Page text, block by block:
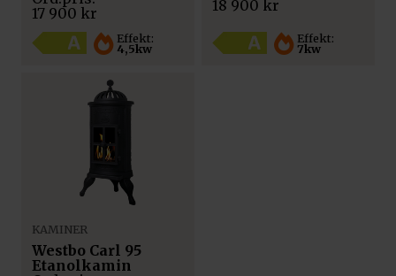
Effekt:
4,5kw
17 900 kr
var:
17
900 kr.
är:
16
900 kr.
Effekt:
7kw
18 900 kr
18
17
KAMINER
Westbo Carl 95
Etanolkamin